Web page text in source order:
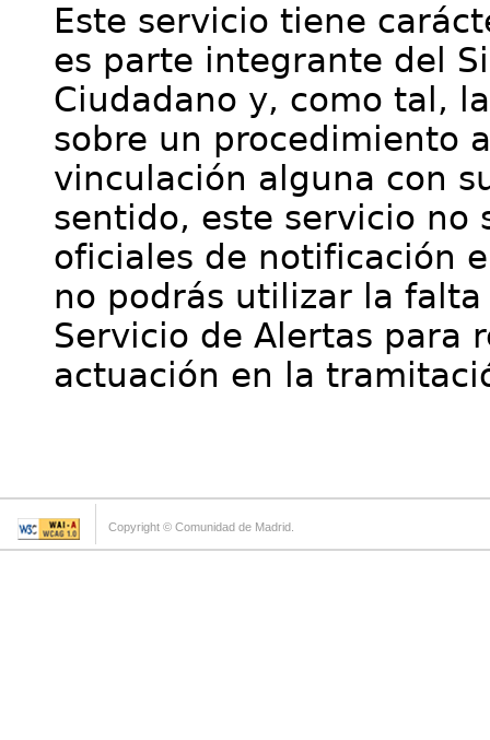
Este servicio tiene
es parte integrante del
Ciudadano y, como tal,
sobre un procedimiento
vinculación alguna con
sentido, este servicio no
oficiales de notificación
no podrás utilizar la
Servicio de Alertas para
actuación en la
Copyright © Comunidad de Madrid.